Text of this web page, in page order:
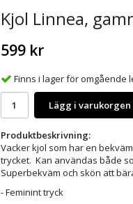
Kjol Linnea,
599 kr
Finns i lager för omgående
Lägg i varukorgen
Produktbeskrivning:
Vacker kjol som har en
trycket. Kan användas både
Superbekväm och skön att
- Feminint tryck